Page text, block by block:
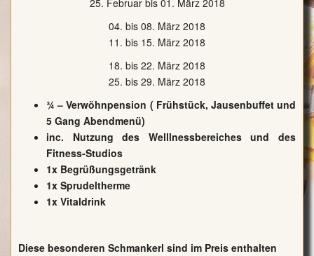
25. Februar bis 01. März 2018
04. bis 08. März 2018
11. bis 15. März 2018
18. bis 22. März 2018
25. bis 29. März 2018
¾ – Verwöhnpension ( Frühstück, Jausenbuffet und
5 Gang Abendmenü)
inc. Nutzung des Welllnessbereiches und des
Fitness-Studios
1x Begrüßungsgetränk
1x Sprudeltherme
1x Vitaldrink
Diese besonderen Schmankerl sind im Preis enthalten